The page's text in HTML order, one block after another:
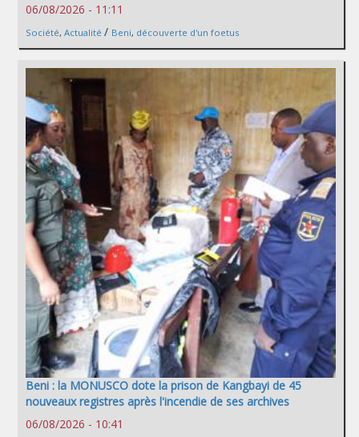
06/08/2026 - 11:11
Société, Actualité / Beni, découverte d'un foetus
Beni : la MONUSCO dote la prison de Kangbayi de 45
nouveaux registres après l'incendie de ses archives
06/08/2026 - 10:41